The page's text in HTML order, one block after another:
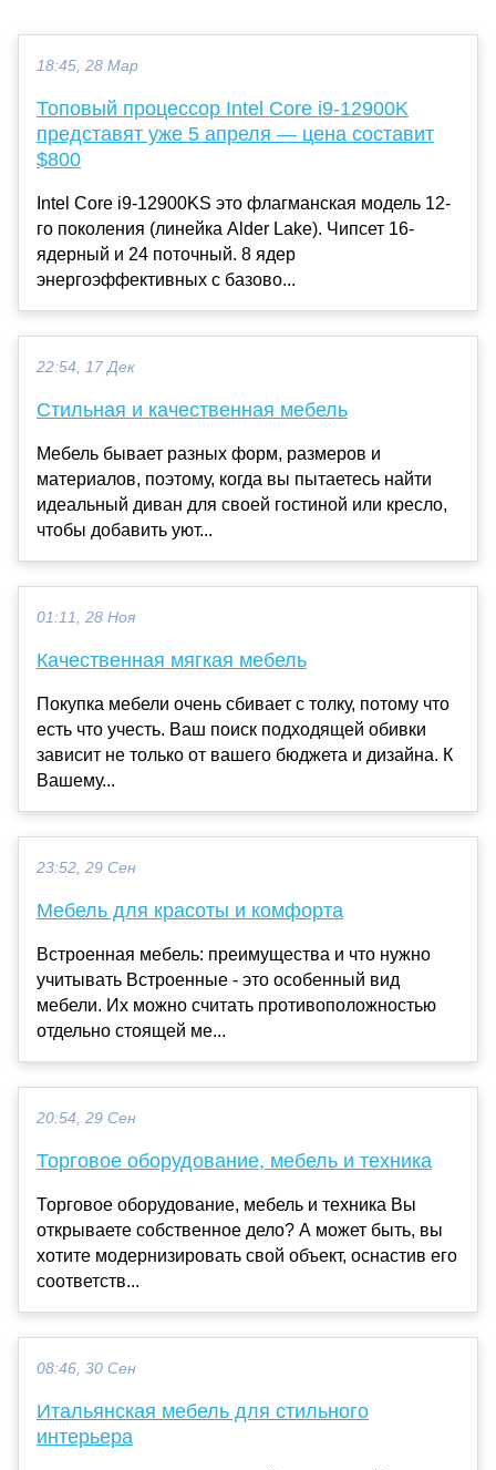
18:45, 28 Мар
Топовый процессор Intel Core i9-12900K
представят уже 5 апреля — цена составит
$800
Intel Core i9-12900KS это флагманская модель 12-
го поколения (линейка Alder Lake). Чипсет 16-
ядерный и 24 поточный. 8 ядер
энергоэффективных с базово...
22:54, 17 Дек
Стильная и качественная мебель
Мебель бывает разных форм, размеров и
материалов, поэтому, когда вы пытаетесь найти
идеальный диван для своей гостиной или кресло,
чтобы добавить уют...
01:11, 28 Ноя
Качественная мягкая мебель
Покупка мебели очень сбивает с толку, потому что
есть что учесть. Ваш поиск подходящей обивки
зависит не только от вашего бюджета и дизайна. К
Вашему...
23:52, 29 Сен
Мебель для красоты и комфорта
Встроенная мебель: преимущества и что нужно
учитывать Встроенные - это особенный вид
мебели. Их можно считать противоположностью
отдельно стоящей ме...
20:54, 29 Сен
Торговое оборудование, мебель и техника
Торговое оборудование, мебель и техника Вы
открываете собственное дело? А может быть, вы
хотите модернизировать свой объект, оснастив его
соответств...
08:46, 30 Сен
Итальянская мебель для стильного
интерьера